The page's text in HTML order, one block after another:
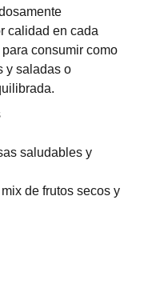
calidad en cada
consumir como
y saladas o
saludables y
de frutos secos y